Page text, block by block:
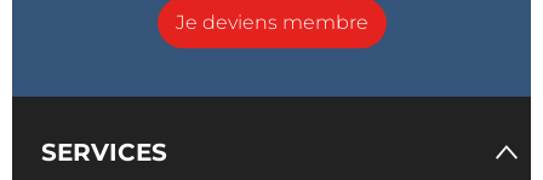
Je deviens membre
SERVICES